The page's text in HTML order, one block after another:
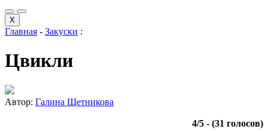
X
Главная - Закуски :
Цвикли
Автор: Галина Щетникова
4/5 - (31 голосов)